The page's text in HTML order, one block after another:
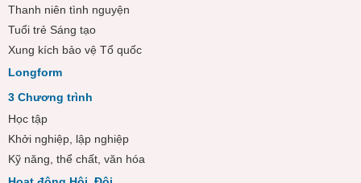
Thanh niên tình nguyện
Tuổi trẻ Sáng tạo
Xung kích bảo vệ Tổ quốc
Longform
3 Chương trình
Học tập
Khởi nghiệp, lập nghiệp
Kỹ năng, thể chất, văn hóa